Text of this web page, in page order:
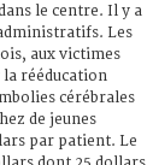
le centre. Il y a
Les
aux victimes
rééducation
cérébrales
de jeunes
par patient. Le